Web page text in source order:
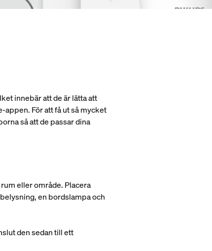
innebär att de är lätta att
appen. För att få ut så mycket
så att de passar dina
eller område. Placera
en bordslampa och
den sedan till ett